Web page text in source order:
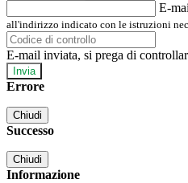
E-
all'indirizzo indicato con le istruzioni
E-mail inviata, si prega di
Errore
Chiudi
Successo
Chiudi
Informazione